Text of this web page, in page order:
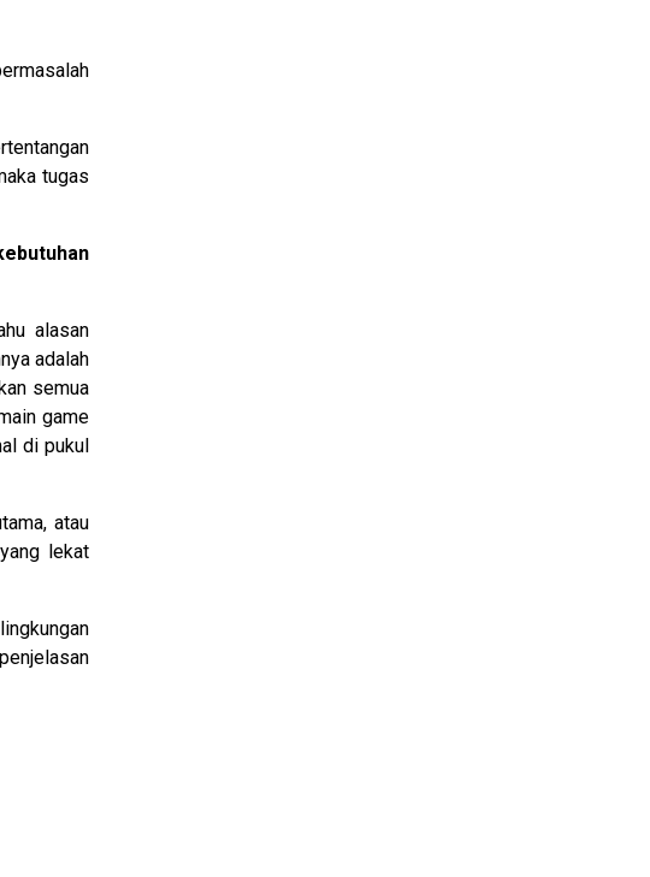
tugas
alasan
adalah
semua
game
di pukul
atau
lekat